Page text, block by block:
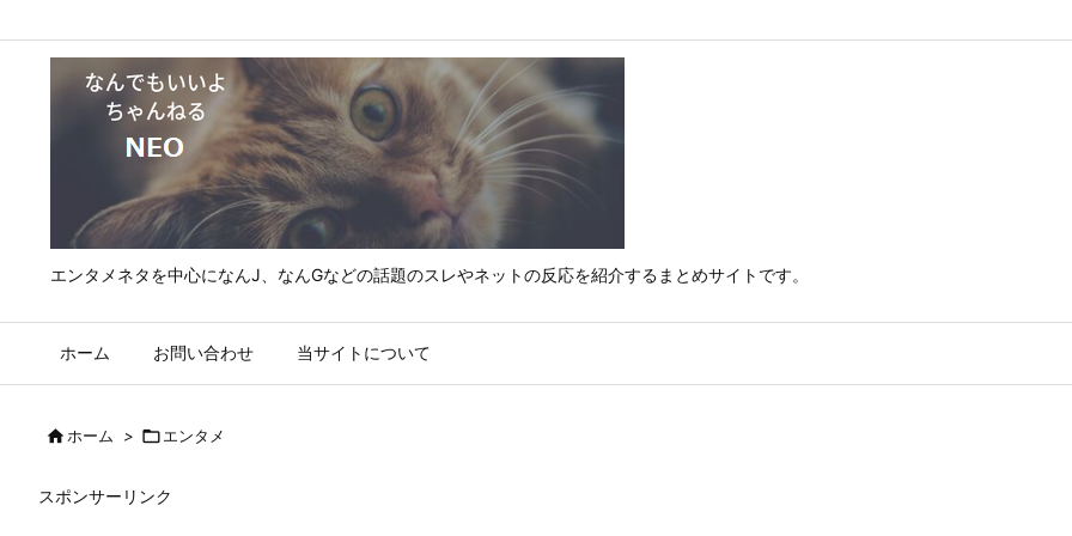
エンタメネタを中心になんJ、なんGなどの話題のスレやネットの反応を紹介するまとめサイトです。
ホーム お問い合わせ 当サイトについて
ホーム > エンタメ
スポンサーリンク